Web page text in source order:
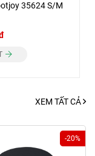
35624 S/M
XEM TẤT CẢ
-20%